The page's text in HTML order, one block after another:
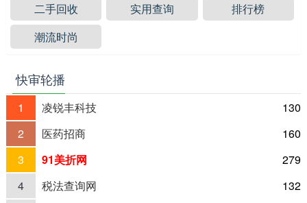
二手回收
实用查询
排行榜
潮流时尚
快审轮播
1 凌锐丰科技
130
2
医药招商
160
3
91美折网
279
4
税法查询网
132